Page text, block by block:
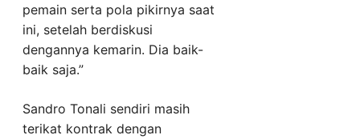
pemain serta pola pikirnya saat
ini, setelah berdiskusi
dengannya kemarin. Dia baik-
baik saja.”
Sandro Tonali sendiri masih
terikat kontrak dengan